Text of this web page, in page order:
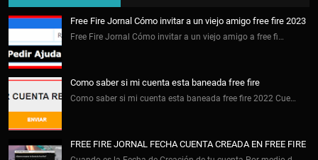
Free Fire Jornal Cómo invitar a un viejo amigo free fire 2023
Free Fire Jornal Cómo invitar a un viejo amigo a free fi…
Como saber si mi cuenta esta baneada free fire
Como saber si mi cuenta esta baneada free fire 2022 Cue…
FREE FIRE JORNAL FECHA CUENTA CREADA EN FREE FIRE